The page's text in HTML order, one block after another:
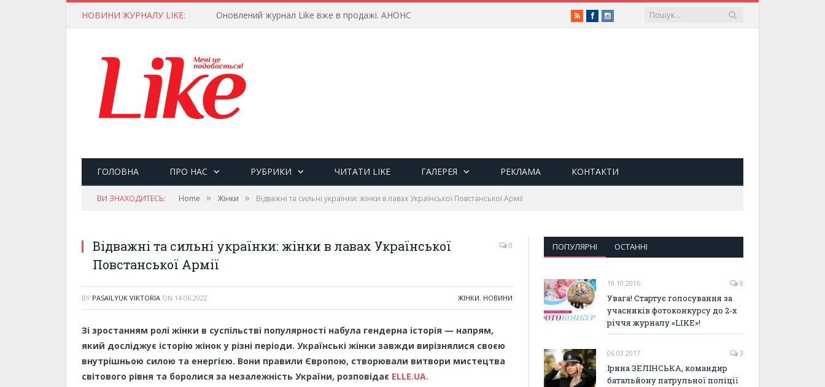
НОВИНИ ЖУРНАЛУ LIKE: Оновлений журнал Like вже в продажі. АНОНС RSSFacebookInstagram
ГОЛОВНА ПРО НАС РУБРИКИ ЧИТАТИ LIKE ГАЛЕРЕЯ РЕКЛАМА КОНТАКТИ
ВИ ЗНАХОДИТЕСЬ: Home » Жінки » Відважні та сильні українки: жінки в лавах Української Повстанської Армії
Відважні та сильні українки: жінки в лавах Української
Повстанської Армії
0
BY PASAILYUK VIKTORIA ON 14.06.2022 · ЖІНКИ, НОВИНИ
Зі зростанням ролі жінки в суспільстві популярності набула гендерна історія — напрям,
який досліджує історію жінок у різні періоди. Українські жінки завжди вирізнялися своєю
внутрішньою силою та енергією. Вони правили Європою, створювали витвори мистецтва
світового рівня та боролися за незалежність України, розповідає ELLE.UA.
ПОПУЛЯРНІ ОСТАННІ
19.10.2016 8
Увага! Стартує голосування за
учасників фотоконкурсу до 2-х
річчя журналу «LIKE»!
06.03.2017 3
Ірина ЗЕЛІНСЬКА, командир
батальйону патрульної поліції